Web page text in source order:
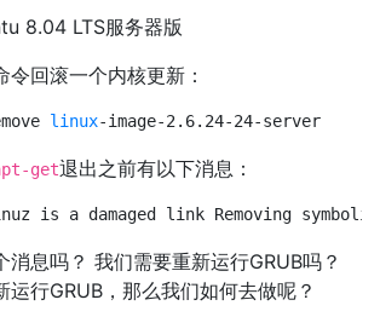
8.04 LTS服务器版
回滚一个内核更新：
linux-image-2.6.24-24-server
get退出之前有以下消息：
is a damaged link Removing
消息吗？ 我们需要重新运行GRUB吗？
运行GRUB，那么我们如何去做呢？